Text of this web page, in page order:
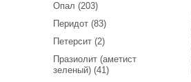
Опал (203)
Перидот (83)
Петерсит (2)
Празиолит (аметист
зеленый) (41)